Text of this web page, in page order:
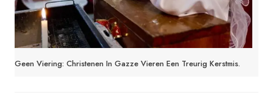
Geen Viering: Christenen In Gazze Vieren Een Treurig Kerstmis.